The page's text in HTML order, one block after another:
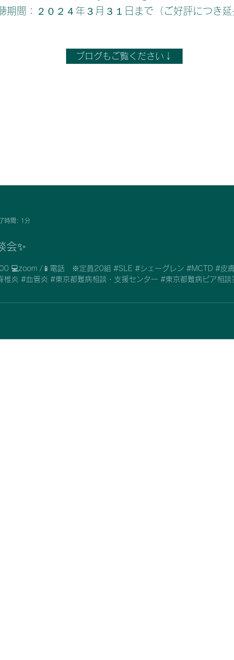
期間：２０２４年３月３１日まで（ご好評につき
ブログもご覧ください↓
時間: 1分
会✨
※定員20組 #SLE #シェーグレン #MCTD #皮膚筋炎 #多発性筋炎 #ベーチェット
炎 #血管炎 #東京都難病相談・支援センター #東京都難病ピア相談